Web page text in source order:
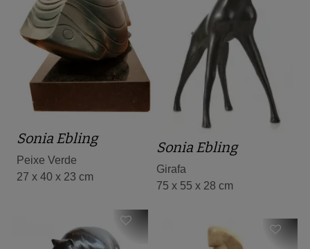
Sonia Ebling
Girafa
75 x 55 x 28 cm
Sonia Ebling
Peixe Verde
27 x 40 x 23 cm